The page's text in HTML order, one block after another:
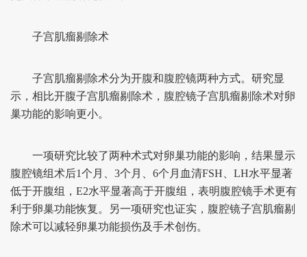
子宫肌瘤剔除术
子宫肌瘤剔除术分为开腹和腹腔镜两种方式。研究显
示，相比开腹子宫肌瘤剔除术，腹腔镜子宫肌瘤剔除术对卵
巢功能的影响更小。
一项研究比较了两种术式对卵巢功能的影响，结果显示
腹腔镜组术后1个月、3个月、6个月血清FSH、LH水平显著
低于开腹组，E2水平显著高于开腹组，表明腹腔镜手术更有
利于卵巢功能恢复。另一项研究也证实，腹腔镜子宫肌瘤剔
除术可以减轻卵巢功能损伤及手术创伤。